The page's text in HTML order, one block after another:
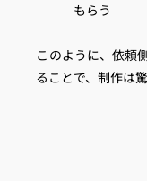
もらう
このように、依頼
ることで、制作は